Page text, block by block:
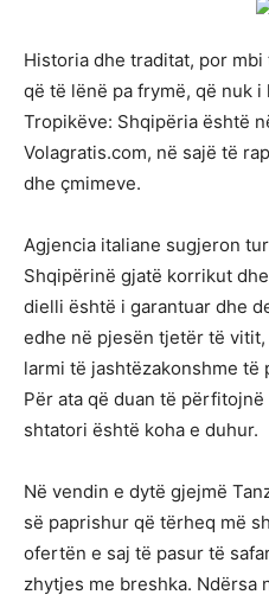
Historia dhe traditat, por
që të lënë pa frymë, që nuk
Tropikëve: Shqipëria është
Volagratis.com, në sajë të
dhe çmimeve.
Agjencia italiane sugjeron
Shqipërinë gjatë korrikut
dielli është i garantuar dhe
edhe në pjesën tjetër të
larmi të jashtëzakonshme
Për ata që duan të
shtatori është koha e duhur.
Në vendin e dytë gjejmë
së paprishur që tërheq më
ofertën e saj të pasur të
zhytjes me breshka. Ndërsa